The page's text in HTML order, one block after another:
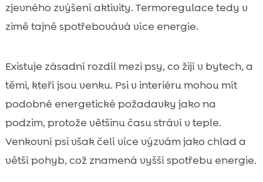
zjevného zvýšení aktivity. Termoregulace tedy v
zimě tajně spotřebovává více energie.
Existuje zásadní rozdíl mezi psy, co žijí v bytech, a
těmi, kteří jsou venku. Psi v interiéru mohou mít
podobné energetické požadavky jako na
podzim, protože většinu času stráví v teple.
Venkovní psi však čelí více výzvám jako chlad a
větší pohyb, což znamená vyšší spotřebu energie.